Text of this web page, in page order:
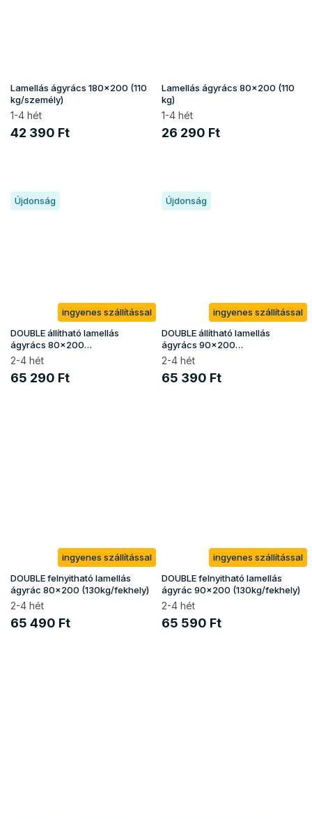
Lamellás ágyrács 180x200 (110
kg/személy)
1-4 hét
42 390 Ft
Lamellás ágyrács 80x200 (110
kg)
1-4 hét
26 290 Ft
Újdonság
ingyenes szállítással
DOUBLE állítható lamellás
ágyrács 80x200
(130kg/fekhely)
2-4 hét
65 290 Ft
Újdonság
ingyenes szállítással
DOUBLE állítható lamellás
ágyrács 90x200
(130kg/fekhely)
2-4 hét
65 390 Ft
ingyenes szállítással
DOUBLE felnyitható lamellás
ágyrác 80x200 (130kg/fekhely)
2-4 hét
65 490 Ft
ingyenes szállítással
DOUBLE felnyitható lamellás
ágyrác 90x200 (130kg/fekhely)
2-4 hét
65 590 Ft